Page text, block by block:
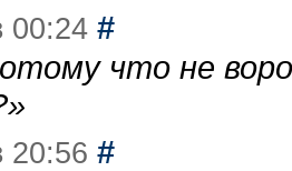
00:24 #
что не
»
20:56 #